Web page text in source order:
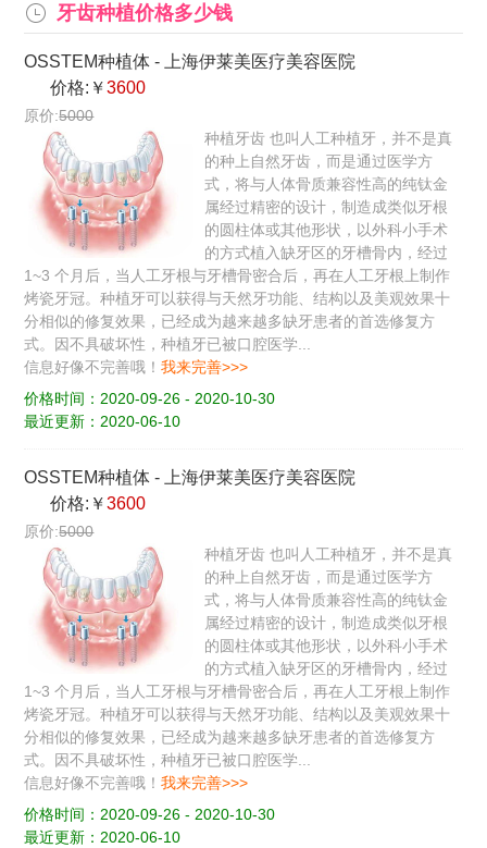
牙齿种植价格多少钱
OSSTEM种植体 -
上海伊莱美医疗美容医院
价格:￥3600
原价:5000
种植牙齿 也叫人工种植牙，并不是真
的种上自然牙齿，而是通过医学方
式，将与人体骨质兼容性高的纯钛金
属经过精密的设计，制造成类似牙根
的圆柱体或其他形状，以外科小手术
的方式植入缺牙区的牙槽骨内，经过
1~3 个月后，当人工牙根与牙槽骨密合后，再在人工牙根上制作
烤瓷牙冠。种植牙可以获得与天然牙功能、结构以及美观效果十
分相似的修复效果，已经成为越来越多缺牙患者的首选修复方
式。因不具破坏性，种植牙已被口腔医学...
信息好像不完善哦！我来完善>>>
价格时间：2020-09-26 - 2020-10-30
最近更新：2020-06-10
OSSTEM种植体 -
上海伊莱美医疗美容医院
价格:￥3600
原价:5000
种植牙齿 也叫人工种植牙，并不是真
的种上自然牙齿，而是通过医学方
式，将与人体骨质兼容性高的纯钛金
属经过精密的设计，制造成类似牙根
的圆柱体或其他形状，以外科小手术
的方式植入缺牙区的牙槽骨内，经过
1~3 个月后，当人工牙根与牙槽骨密合后，再在人工牙根上制作
烤瓷牙冠。种植牙可以获得与天然牙功能、结构以及美观效果十
分相似的修复效果，已经成为越来越多缺牙患者的首选修复方
式。因不具破坏性，种植牙已被口腔医学...
信息好像不完善哦！我来完善>>>
价格时间：2020-09-26 - 2020-10-30
最近更新：2020-06-10